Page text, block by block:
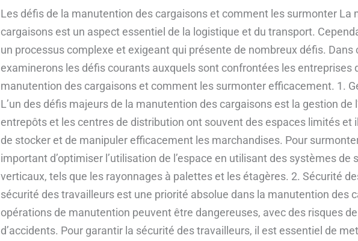
Les défis de la manutention des cargaisons et comment les surmonter La
cargaisons est un aspect essentiel de la logistique et du transport.
un processus complexe et exigeant qui présente de nombreux défis. Dans
examinerons les défis courants auxquels sont confrontées les entreprises
manutention des cargaisons et comment les surmonter efficacement. 1.
L’un des défis majeurs de la manutention des cargaisons est la gestion de
entrepôts et les centres de distribution ont souvent des espaces limités et
de stocker et de manipuler efficacement les marchandises. Pour
important d’optimiser l’utilisation de l’espace en utilisant des systèmes de
verticaux, tels que les rayonnages à palettes et les étagères. 2. Sécurité
sécurité des travailleurs est une priorité absolue dans la manutention des
opérations de manutention peuvent être dangereuses, avec des risques
d’accidents. Pour garantir la sécurité des travailleurs, il est essentiel de
la
manutention
cargaisons
comment
surmonter